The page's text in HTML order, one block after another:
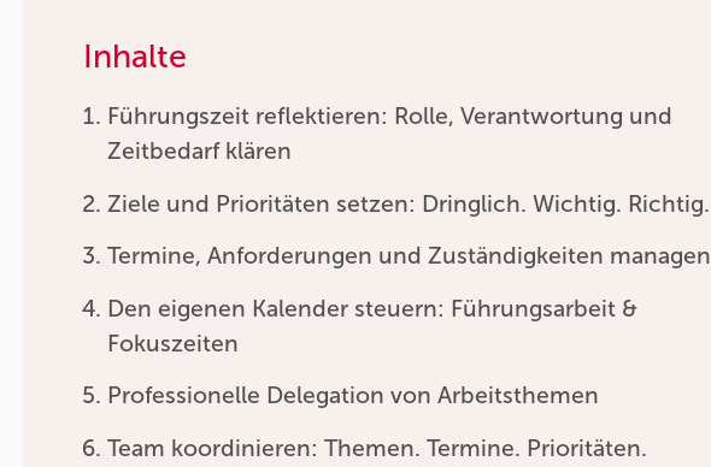
Inhalte
Führungszeit reflektieren: Rolle, Verantwortung und
Zeitbedarf klären
Ziele und Prioritäten setzen: Dringlich. Wichtig. Richtig.
Termine, Anforderungen und Zuständigkeiten managen
Den eigenen Kalender steuern: Führungsarbeit &
Fokuszeiten
Professionelle Delegation von Arbeitsthemen
Team koordinieren: Themen. Termine. Prioritäten.